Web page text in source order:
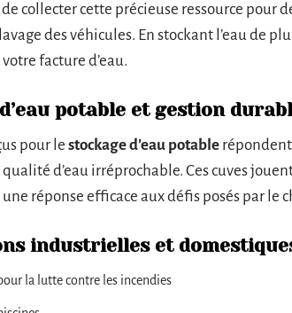
collecter cette précieuse ressource pour
des véhicules. En stockant l’eau de
facture d’eau.
potable et gestion
pour le stockage d’eau potable
d’eau irréprochable. Ces cuves
une réponse efficace aux défis posés par le
industrielles et
la lutte contre les incendies